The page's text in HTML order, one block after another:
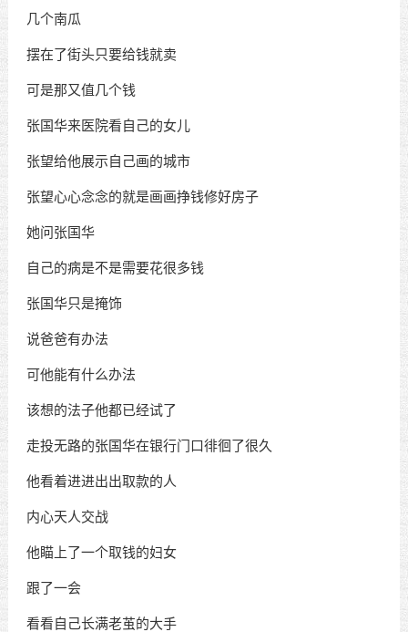
几个南瓜
摆在了街头只要给钱就卖
可是那又值几个钱
张国华来医院看自己的女儿
张望给他展示自己画的城市
张望心心念念的就是画画挣钱修好房子
她问张国华
自己的病是不是需要花很多钱
张国华只是掩饰
说爸爸有办法
可他能有什么办法
该想的法子他都已经试了
走投无路的张国华在银行门口徘徊了很久
他看着进进出出取款的人
内心天人交战
他瞄上了一个取钱的妇女
跟了一会
看看自己长满老茧的大手